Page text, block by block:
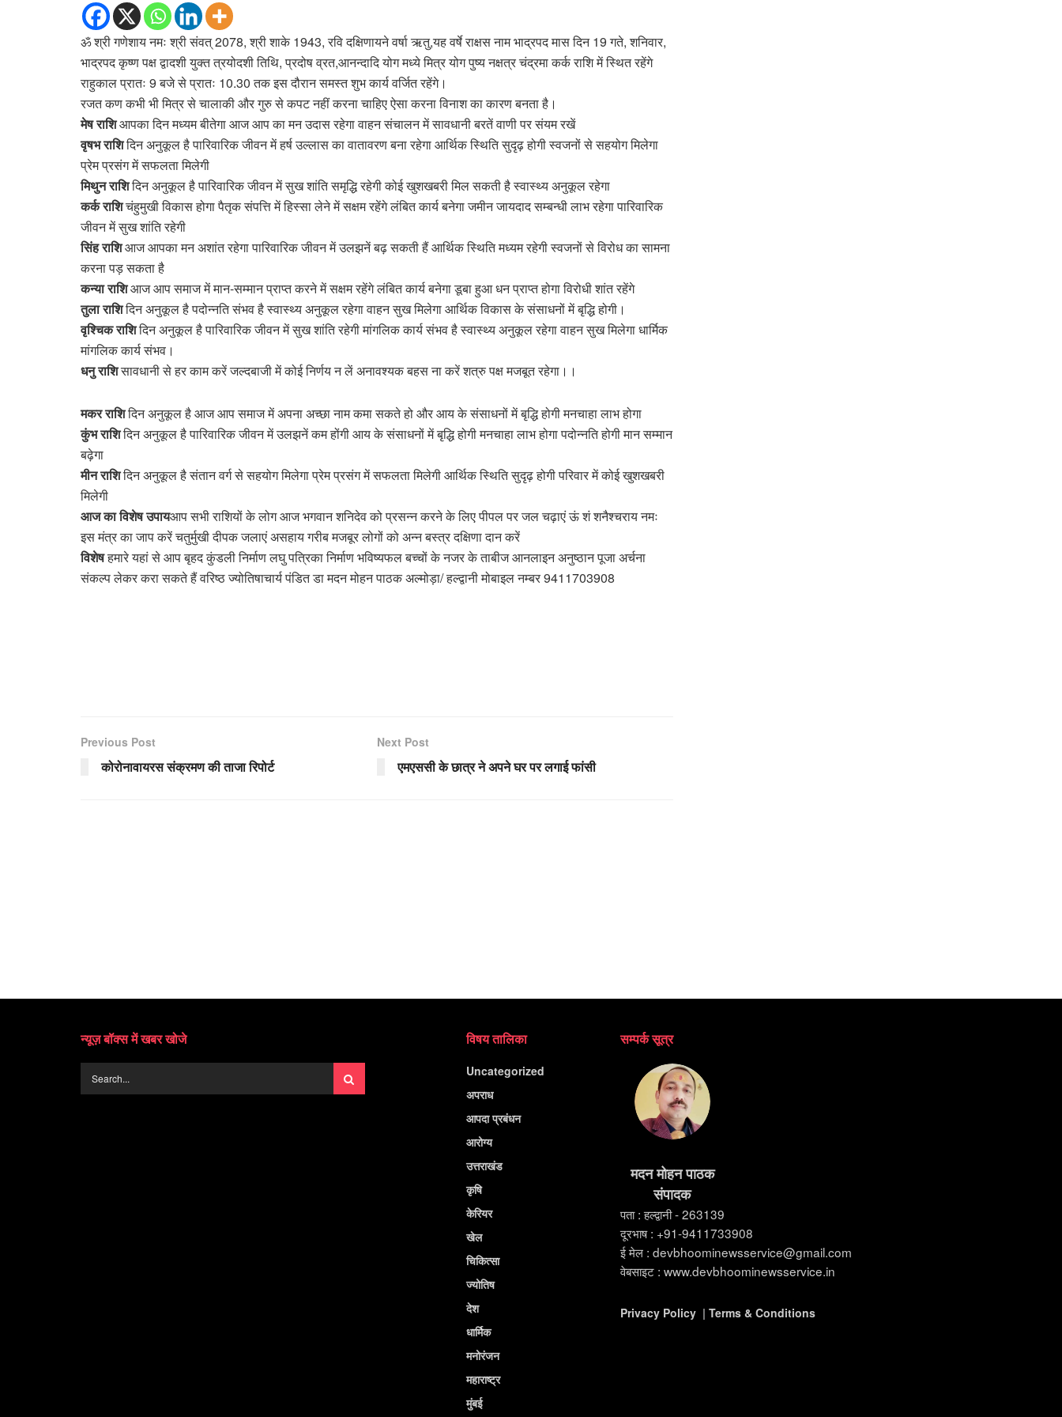
ॐ श्री गणेशाय नमः श्री संवत् 2078, श्री शाके 1943, रवि दक्षिणायने वर्षा ऋतु,यह वर्षे राक्षस नाम भाद्रपद मास दिन 19 गते, शनिवार,
भाद्रपद कृष्ण पक्ष द्वादशी युक्त त्रयोदशी तिथि, प्रदोष व्रत,आनन्दादि योग मध्ये मित्र योग पुष्य नक्षत्र चंद्रमा कर्क राशि में स्थित रहेंगे
राहुकाल प्रातः 9 बजे से प्रातः 10.30 तक इस दौरान समस्त शुभ कार्य वर्जित रहेंगे।
रजत कण कभी भी मित्र से चालाकी और गुरु से कपट नहीं करना चाहिए ऐसा करना विनाश का कारण बनता है।
मेष राशिआपका दिन मध्यम बीतेगा आज आप का मन उदास रहेगा वाहन संचालन में सावधानी बरतें वाणी पर संयम रखें
वृषभ राशिदिन अनुकूल है पारिवारिक जीवन में हर्ष उल्लास का वातावरण बना रहेगा आर्थिक स्थिति सुदृढ़ होगी स्वजनों से सहयोग मिलेगा
प्रेम प्रसंग में सफलता मिलेगी
मिथुन राशिदिन अनुकूल है पारिवारिक जीवन में सुख शांति समृद्धि रहेगी कोई खुशखबरी मिल सकती है स्वास्थ्य अनुकूल रहेगा
कर्क राशिचंहुमुखी विकास होगा पैतृक संपत्ति में हिस्सा लेने में सक्षम रहेंगे लंबित कार्य बनेगा जमीन जायदाद सम्बन्धी लाभ रहेगा पारिवारिक
जीवन में सुख शांति रहेगी
सिंह राशिआज आपका मन अशांत रहेगा पारिवारिक जीवन में उलझनें बढ़ सकती हैं आर्थिक स्थिति मध्यम रहेगी स्वजनों से विरोध का सामना
करना पड़ सकता है
कन्या राशिआज आप समाज में मान-सम्मान प्राप्त करने में सक्षम रहेंगे लंबित कार्य बनेगा डूबा हुआ धन प्राप्त होगा विरोधी शांत रहेंगे
तुला राशिदिन अनुकूल है पदोन्नति संभव है स्वास्थ्य अनुकूल रहेगा वाहन सुख मिलेगा आर्थिक विकास के संसाधनों में बृद्धि होगी।
वृश्चिक राशिदिन अनुकूल है पारिवारिक जीवन में सुख शांति रहेगी मांगलिक कार्य संभव है स्वास्थ्य अनुकूल रहेगा वाहन सुख मिलेगा धार्मिक
मांगलिक कार्य संभव।
धनु राशिसावधानी से हर काम करें जल्दबाजी में कोई निर्णय न लें अनावश्यक बहस ना करें शत्रु पक्ष मजबूत रहेगा।।
मकर राशिदिन अनुकूल है आज आप समाज में अपना अच्छा नाम कमा सकते हो और आय के संसाधनों में बृद्धि होगी मनचाहा लाभ होगा
कुंभ राशिदिन अनुकूल है पारिवारिक जीवन में उलझनें कम होंगी आय के संसाधनों में बृद्धि होगी मनचाहा लाभ होगा पदोन्नति होगी मान सम्मान
बढ़ेगा
मीन राशिदिन अनुकूल है संतान वर्ग से सहयोग मिलेगा प्रेम प्रसंग में सफलता मिलेगी आर्थिक स्थिति सुदृढ़ होगी परिवार में कोई खुशखबरी
मिलेगी
आज का विशेष उपायआप सभी राशियों के लोग आज भगवान शनिदेव को प्रसन्न करने के लिए पीपल पर जल चढ़ाएं ऊं शं शनैश्चराय नमः
इस मंत्र का जाप करें चतुर्मुखी दीपक जलाएं असहाय गरीब मजबूर लोगों को अन्न बस्त्र दक्षिणा दान करें
विशेषहमारे यहां से आप बृहद कुंडली निर्माण लघु पत्रिका निर्माण भविष्यफल बच्चों के नजर के ताबीज आनलाइन अनुष्ठान पूजा अर्चना
संकल्प लेकर करा सकते हैं वरिष्ठ ज्योतिषाचार्य पंडित डा मदन मोहन पाठक अल्मोड़ा/ हल्द्वानी मोबाइल नम्बर 9411703908
Previous Post
कोरोनावायरस संक्रमण की ताजा रिपोर्ट
Next Post
एमएससी के छात्र ने अपने घर पर लगाई फांसी
न्यूज़ बॉक्स में खबर खोजे विषय तालिका
Uncategorized
अपराध
आपदा प्रबंधन
आरोग्य
उत्तराखंड
कृषि
केरियर
खेल
चिकित्सा
ज्योतिष
देश
धार्मिक
मनोरंजन
महाराष्ट्र
मुंबई
सम्पर्क सूत्र
मदन मोहन पाठक
संपादक
पता : हल्द्वानी - 263139
दूरभाष : +91-9411733908
ई मेल : devbhoominewsservice@gmail.com
वेबसाइट : www.devbhoominewsservice.in
Privacy Policy| Terms & Conditions